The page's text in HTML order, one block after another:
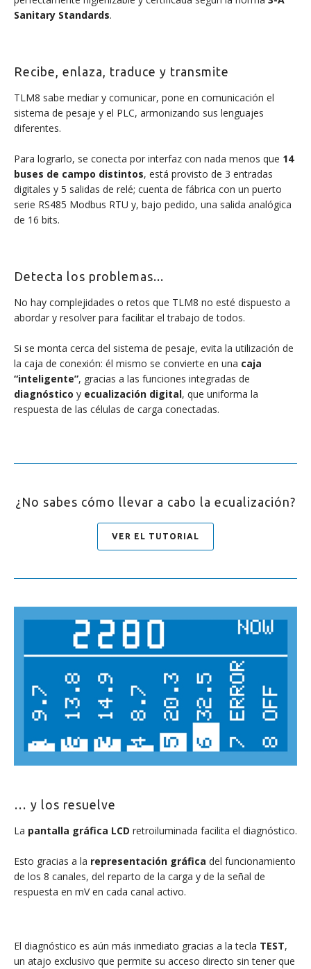
Sanitary Standards.
Recibe, enlaza, traduce y transmite
TLM8 sabe mediar y comunicar, pone en comunicación el
sistema de pesaje y el PLC, armonizando sus lenguajes
diferentes.
Para lograrlo, se conecta por interfaz con nada menos que 14
buses de campo distintos, está provisto de 3 entradas
digitales y 5 salidas de relé; cuenta de fábrica con un puerto
serie RS485 Modbus RTU y, bajo pedido, una salida analógica
de 16 bits.
Detecta los problemas...
No hay complejidades o retos que TLM8 no esté dispuesto a
abordar y resolver para facilitar el trabajo de todos.
Si se monta cerca del sistema de pesaje, evita la utilización de
la caja de conexión: él mismo se convierte en una caja
“inteligente”, gracias a las funciones integradas de
diagnóstico y ecualización digital, que uniforma la
respuesta de las células de carga conectadas.
¿No sabes cómo llevar a cabo la ecualización?
VER EL TUTORIAL
… y los resuelve
La pantalla gráfica LCD retroiluminada facilita el diagnóstico.
Esto gracias a la representación gráfica del funcionamiento
de los 8 canales, del reparto de la carga y de la señal de
respuesta en mV en cada canal activo.
El diagnóstico es aún más inmediato gracias a la tecla TEST,
un atajo exclusivo que permite su acceso directo sin tener que